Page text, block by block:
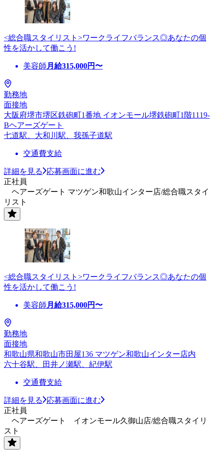
<総合職スタイリスト>ワークライフバランス◎あなたの個
性を活かして働こう!
美容師 月給315,000円〜
勤務地
面接地
大阪府堺市堺区鉄砲町1番地 イオンモール堺鉄砲町1階1119-
Bヘアーズゲート
七道駅、大和川駅、我孫子道駅
交通費支給
詳細を見る
応募画面に進む
正社員
ヘアーズゲート マツゲン和歌山インター店/総合職スタイ
リスト
<総合職スタイリスト>ワークライフバランス◎あなたの個
性を活かして働こう!
美容師 月給315,000円〜
勤務地
面接地
和歌山県和歌山市田屋136 マツゲン和歌山インター店内
六十谷駅、田井ノ瀬駅、紀伊駅
交通費支給
詳細を見る
応募画面に進む
正社員
ヘアーズゲート イオンモール久御山店/総合職スタイリ
スト